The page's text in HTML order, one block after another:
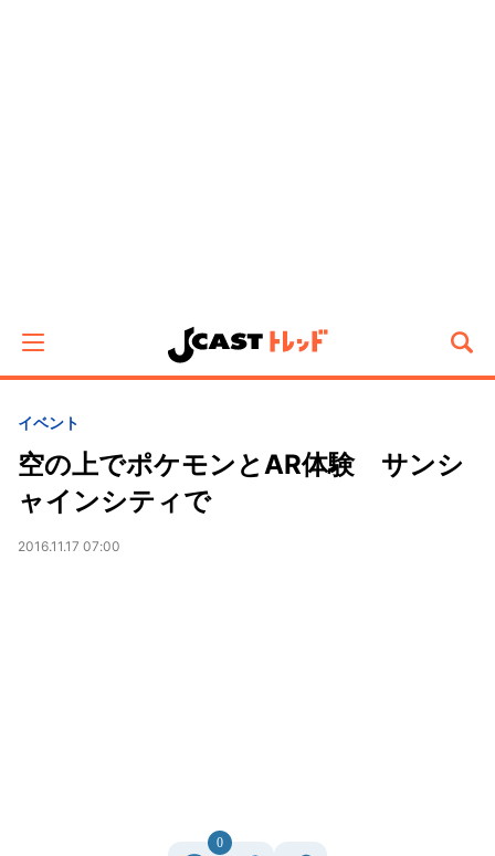
イベント
空の上でポケモンとAR体験 サンシ
ャインシティで
2016.11.17 07:00
0